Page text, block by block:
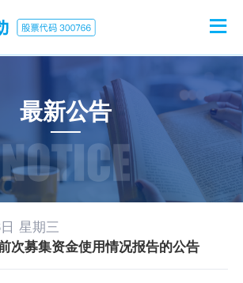
最新公告
星期三
次募集资金使用情况报告的公告